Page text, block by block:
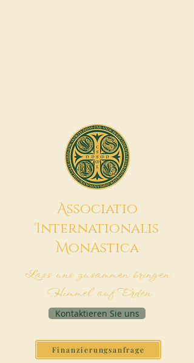
Associatio
Internationalis
MonAstica
Lass uns zusammen bringen
Himmel auf Erden
Kontaktieren Sie uns
Finanzierungsanfrage